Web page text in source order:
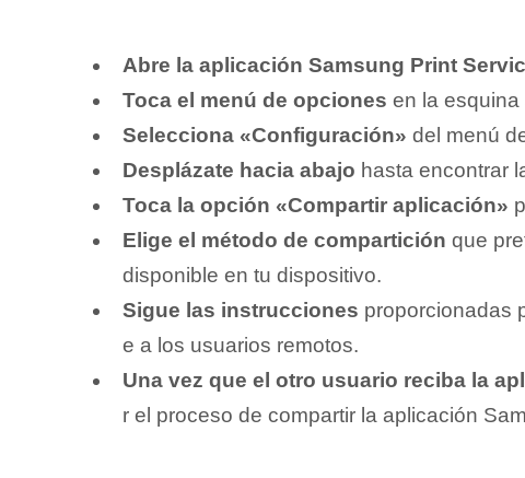
Abre la aplicación Samsung Print
Toca el menú de opciones en la
Selecciona «Configuración» ​del⁢ menú
Desplázate hacia abajo hasta encontrar
Toca la opción⁢ «Compartir aplicación»
Elige el método de compartición que
disponible en tu⁢ dispositivo.
Sigue las instrucciones proporcionadas
e a ‌los​ usuarios remotos.
Una vez ‌que el otro usuario reciba la
r el proceso de⁤ compartir la⁤ aplicación